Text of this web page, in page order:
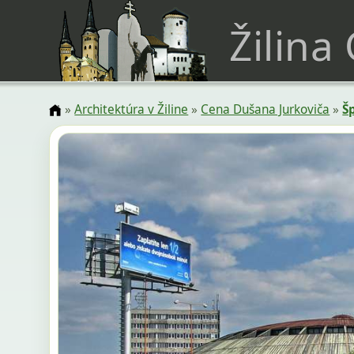
Žilina
»Architektúra v Žiline » Cena Dušana Jurkoviča »